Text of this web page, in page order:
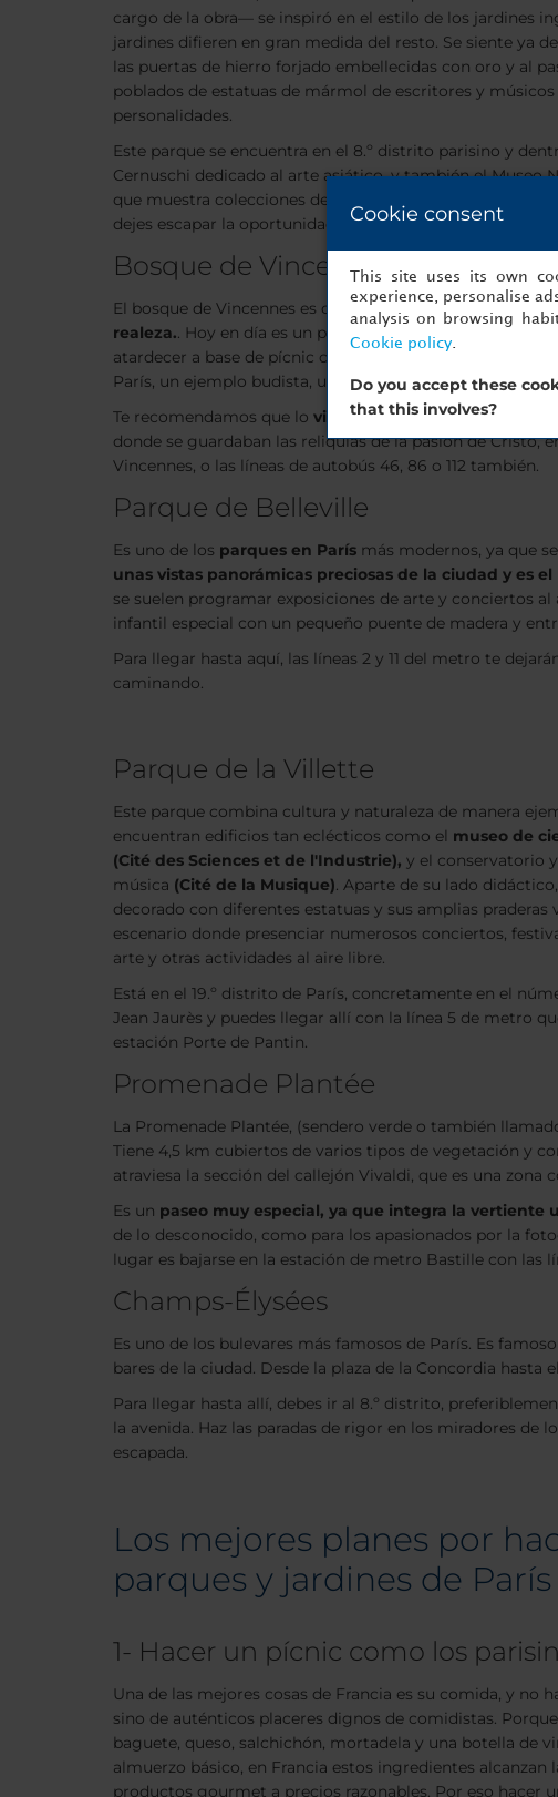
cargo de la obra— se inspiró en el estilo de los jardines
jardines difieren en gran medida del resto. Se siente ya
las puertas de hierro forjado embellecidas con oro y al
poblados de estatuas de mármol de escritores y
personalidades.
Este parque se encuentra en el 8.º distrito parisino y
Cernuschi dedicado al arte asiático, y también el Museo
que muestra colecciones de mobiliario y objetos que
dejes escapar la oportunidad de visitar este parque con
Bosque de Vincennes
El bosque de Vincennes es otro parque en el centro de
realeza.. Hoy en día es un plan perfecto para pasar el
atardecer a base de pícnic cuando el tiempo lo permita.
París, un ejemplo budista, un teatro, un velódromo, el
Te recomendamos que lo visites en bicicleta para que
donde se guardaban las reliquias de la pasión de Cristo,
Vincennes, o las líneas de autobús 46, 86 o 112 también.
Parque de Belleville
Es uno de los parques en París más modernos, ya que
unas vistas panorámicas preciosas de la ciudad y es
se suelen programar exposiciones de arte y conciertos
infantil especial con un pequeño puente de madera y
Para llegar hasta aquí, las líneas 2 y 11 del metro te
caminando.
Parque de la Villette
Este parque combina cultura y naturaleza de manera
encuentran edificios tan eclécticos como el museo de
(Cité des Sciences et de l'Industrie), y el conservatorio
música (Cité de la Musique). Aparte de su lado
decorado con diferentes estatuas y sus amplias praderas
escenario donde presenciar numerosos conciertos,
arte y otras actividades al aire libre.
Está en el 19.º distrito de París, concretamente en el
Jean Jaurès y puedes llegar allí con la línea 5 de metro
estación Porte de Pantin.
Promenade Plantée
La Promenade Plantée, (sendero verde o también
Tiene 4,5 km cubiertos de varios tipos de vegetación y
atraviesa la sección del callejón Vivaldi, que es una
Es un paseo muy especial, ya que integra la
de lo desconocido, como para los apasionados por la
lugar es bajarse en la estación de metro Bastille con las
Champs-Élysées
Es uno de los bulevares más famosos de París. Es
bares de la ciudad. Desde la plaza de la Concordia
Para llegar hasta allí, debes ir al 8.º distrito,
la avenida. Haz las paradas de rigor en los miradores
escapada.
Los mejores planes por
parques y jardines de París
1- Hacer un pícnic como los
Una de las mejores cosas de Francia es su comida, y no
sino de auténticos placeres dignos de comidistas.
baguete, queso, salchichón, mortadela y una botella de
almuerzo básico, en Francia estos ingredientes alcanzan
productos gourmet a precios razonables. Por eso hacer
Cookie consent
This site uses its own
experience, personalise
analysis on browsing
Cookie policy.
Do you accept these
that this involves?